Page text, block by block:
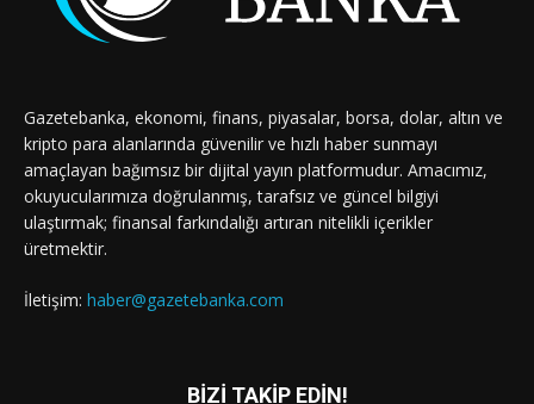
Gazetebanka, ekonomi, finans, piyasalar, borsa, dolar, altın ve
kripto para alanlarında güvenilir ve hızlı haber sunmayı
amaçlayan bağımsız bir dijital yayın platformudur. Amacımız,
okuyucularımıza doğrulanmış, tarafsız ve güncel bilgiyi
ulaştırmak; finansal farkındalığı artıran nitelikli içerikler
üretmektir.
İletişim: haber@gazetebanka.com
BİZİ TAKİP EDİN!